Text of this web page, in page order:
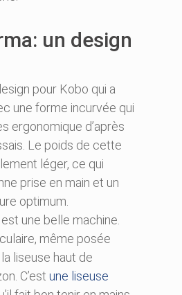
un design
pour Kobo qui a
une forme incurvée qui
ergonomique d’après
Le poids de cette
léger, ce qui
prise en main et un
optimum.
une belle machine.
même posée
liseuse haut de
C’est une liseuse